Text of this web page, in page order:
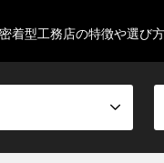
着型工務店の特徴や選び